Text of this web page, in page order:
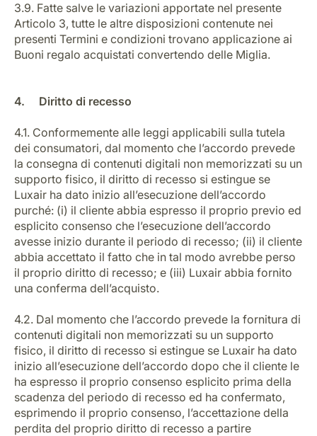
3.9. Fatte salve le variazioni apportate nel presente
Articolo 3, tutte le altre disposizioni contenute nei
presenti Termini e condizioni trovano applicazione ai
Buoni regalo acquistati convertendo delle Miglia.
4. Diritto di recesso
4.1. Conformemente alle leggi applicabili sulla tutela
dei consumatori, dal momento che l’accordo prevede
la consegna di contenuti digitali non memorizzati su un
supporto fisico, il diritto di recesso si estingue se
Luxair ha dato inizio all’esecuzione dell’accordo
purché: (i) il cliente abbia espresso il proprio previo ed
esplicito consenso che l’esecuzione dell’accordo
avesse inizio durante il periodo di recesso; (ii) il cliente
abbia accettato il fatto che in tal modo avrebbe perso
il proprio diritto di recesso; e (iii) Luxair abbia fornito
una conferma dell’acquisto.
4.2. Dal momento che l’accordo prevede la fornitura di
contenuti digitali non memorizzati su un supporto
fisico, il diritto di recesso si estingue se Luxair ha dato
inizio all’esecuzione dell’accordo dopo che il cliente le
ha espresso il proprio consenso esplicito prima della
scadenza del periodo di recesso ed ha confermato,
esprimendo il proprio consenso, l’accettazione della
perdita del proprio diritto di recesso a partire